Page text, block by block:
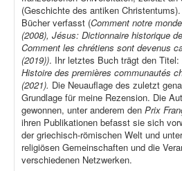
(Geschichte des antiken
Bücher verfasst (Comment notre
(2008), Jésus: Dictionnaire historique
Comment les chrétiens sont devenus
(2019)). Ihr letztes Buch trägt den Titel:
Histoire des premières communautés
(2021). Die Neuauflage des zuletzt
Grundlage für meine Rezension. Die
gewonnen, unter anderem den Prix
ihren Publikationen befasst sie sich
der griechisch-römischen Welt und
religiösen Gemeinschaften und die
verschiedenen Netzwerken.